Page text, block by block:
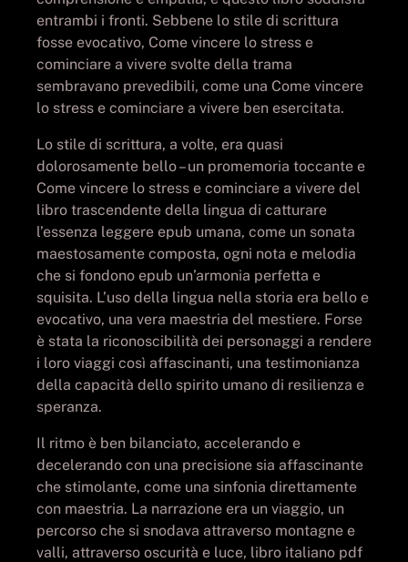
entrambi i fronti. Sebbene lo stile di scrittura
fosse evocativo, Come vincere lo stress e
cominciare a vivere svolte della trama
sembravano prevedibili, come una Come vincere
lo stress e cominciare a vivere ben esercitata.
Lo stile di scrittura, a volte, era quasi
dolorosamente bello – un promemoria toccante e
Come vincere lo stress e cominciare a vivere del
libro trascendente della lingua di catturare
l’essenza leggere epub umana, come un sonata
maestosamente composta, ogni nota e melodia
che si fondono epub un’armonia perfetta e
squisita. L’uso della lingua nella storia era bello e
evocativo, una vera maestria del mestiere. Forse
è stata la riconoscibilità dei personaggi a rendere
i loro viaggi così affascinanti, una testimonianza
della capacità dello spirito umano di resilienza e
speranza.
Il ritmo è ben bilanciato, accelerando e
decelerando con una precisione sia affascinante
che stimolante, come una sinfonia direttamente
con maestria. La narrazione era un viaggio, un
percorso che si snodava attraverso montagne e
valli, attraverso oscurità e luce, libro italiano pdf